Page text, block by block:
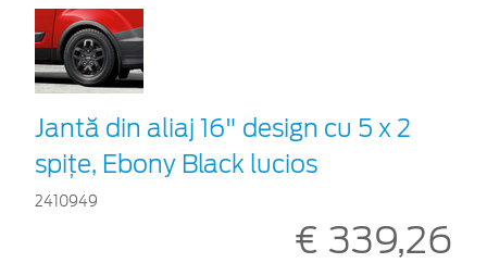
Jantă din aliaj 16" design cu 5 x 2
spițe, Ebony Black lucios
2410949
€ 339,26